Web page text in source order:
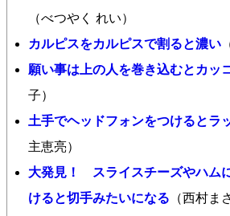
（べつやく れい）
カルピスをカルピスで割ると濃い
願い事は上の人を巻き込むとカッ
子）
土手でヘッドフォンをつけるとラ
主恵亮）
大発見！ スライスチーズやハム
けると切手みたいになる （西村ま